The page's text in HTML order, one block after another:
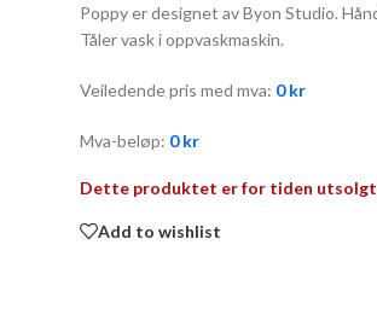
Poppy er designet av Byon Studio.
Tåler vask i oppvaskmaskin.
Veiledende pris med mva: 0kr
Mva-beløp: 0kr
Dette produktet er for tiden utsolgt
Add to wishlist